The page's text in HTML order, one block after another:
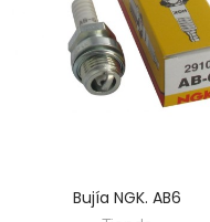
DESCUBRE
Bujía NGK. AB6